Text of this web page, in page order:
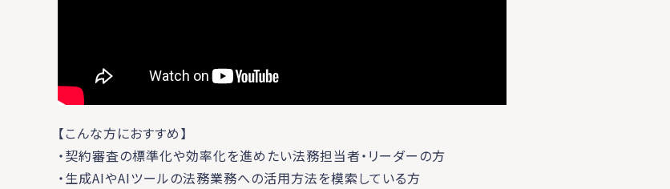
【こんな方におすすめ】
・契約審査の標準化や効率化を進めたい法務担当者・リーダーの方
・生成AIやAIツールの法務業務への活用方法を模索している方